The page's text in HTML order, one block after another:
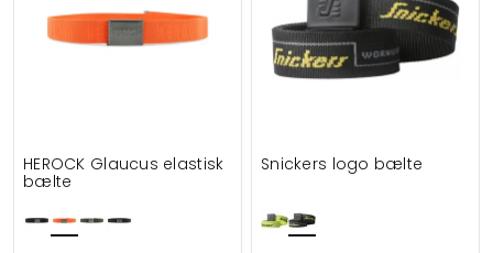
HEROCK Glaucus elastisk
bælte
Snickers logo bælte